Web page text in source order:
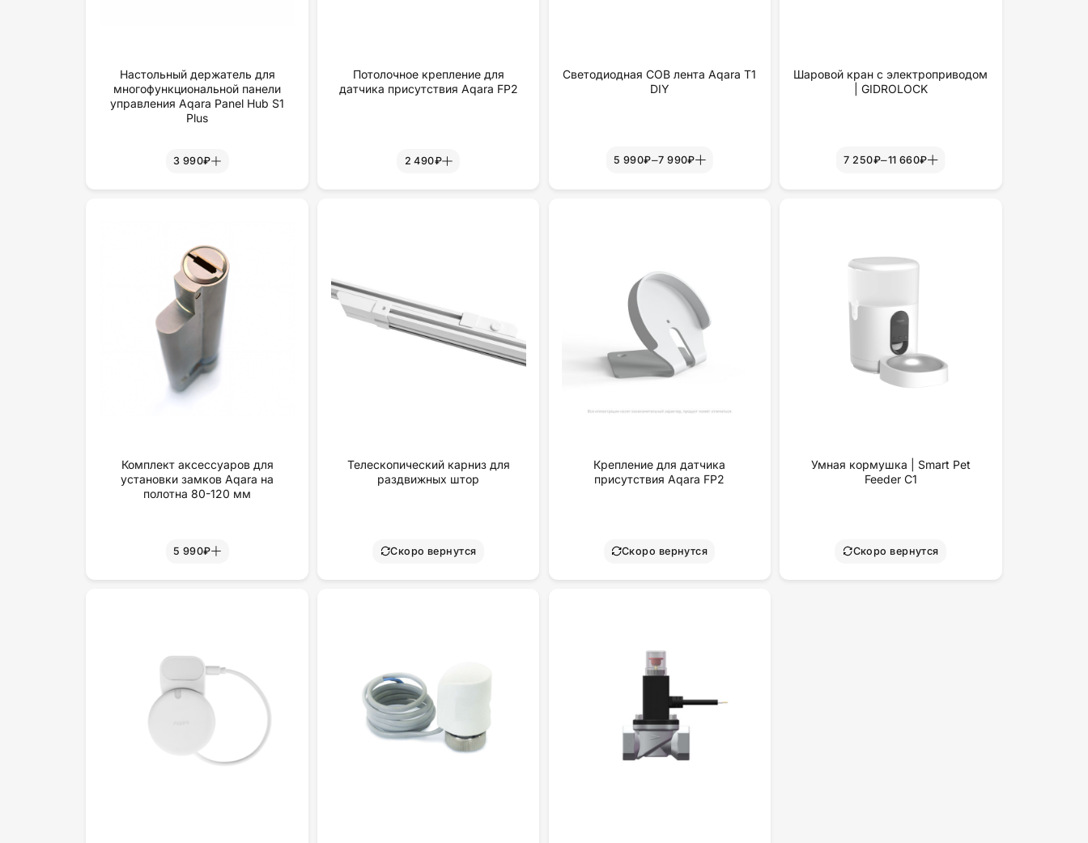
Настольный держатель для
многофункциональной панели
управления Aqara Panel Hub S1
Plus
3 990₽
Потолочное крепление для
датчика присутствия Aqara FP2
2 490₽
Светодиодная COB лента Aqara T1
DIY
5 990₽–7 990₽
Шаровой кран с электроприводом
| GIDROLOCK
7 250₽–11 660₽
Комплект аксессуаров для
установки замков Aqara на
полотна 80-120 мм
5 990₽
Телескопический карниз для
раздвижных штор
Скоро вернутся
Крепление для датчика
присутствия Aqara FP2
Скоро вернутся
Умная кормушка | Smart Pet
Feeder C1
Скоро вернутся